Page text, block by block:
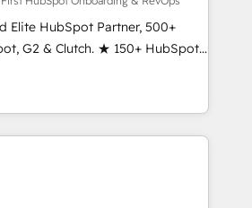
Elite HubSpot Partner, 500+
G2 & Clutch. ★ 150+ HubSpot
Trainers across the team ★
across five continents ★ AI-
Onboarding obsessed ★
25 INSIDEA helps
workflows that drive adoption